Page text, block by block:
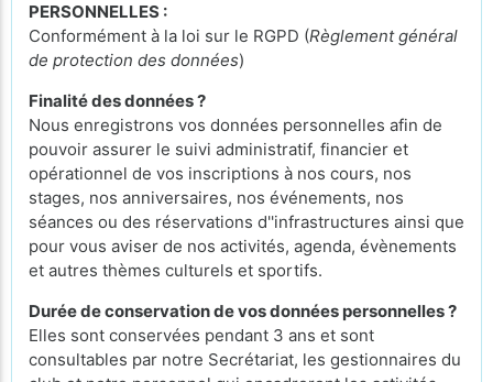
PERSONNELLES :
Conformément à la loi sur le RGPD (Règlement général
de protection des données)
Finalité des données ?
Nous enregistrons vos données personnelles afin de
pouvoir assurer le suivi administratif, financier et
opérationnel de vos inscriptions à nos cours, nos
stages, nos anniversaires, nos événements, nos
séances ou des réservations d''infrastructures ainsi que
pour vous aviser de nos activités, agenda, évènements
et autres thèmes culturels et sportifs.
Durée de conservation de vos données personnelles ?
Elles sont conservées pendant 3 ans et sont
consultables par notre Secrétariat, les gestionnaires du